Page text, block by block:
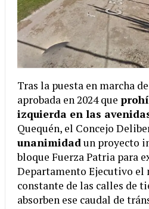
Tras la puesta en marcha
aprobada en 2024 que
izquierda en las
Quequén, el Concejo
unanimidadun proyecto
bloque Fuerza Patria para
Departamento Ejecutivo
constante de las calles de
absorben ese caudal de